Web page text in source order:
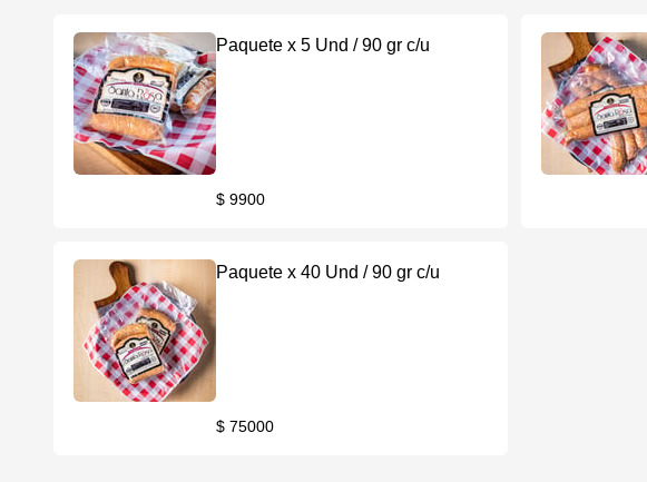
Paquete x 5 Und / 90 gr c/u
$ 9900
Paquete x 40 Und / 90 gr c/u
$ 75000